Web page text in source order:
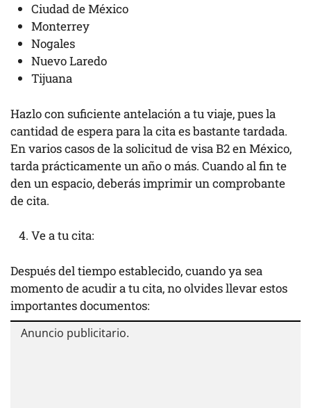
Ciudad de México
Monterrey
Nogales
Nuevo Laredo
Tijuana
Hazlo con suficiente antelación a tu viaje, pues la
cantidad de espera para la cita es bastante tardada.
En varios casos de la solicitud de visa B2 en México,
tarda prácticamente un año o más. Cuando al fin te
den un espacio, deberás imprimir un comprobante
de cita.
Ve a tu cita:
Después del tiempo establecido, cuando ya sea
momento de acudir a tu cita, no olvides llevar estos
importantes documentos: